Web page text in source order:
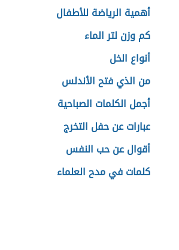
أهمية الرياضة للأطفال
كم وزن لتر الماء
أنواع الخل
من الذي فتح الأندلس
أجمل الكلمات الصباحية
عبارات عن حفل التخرج
أقوال عن حب النفس
كلمات في مدح العلماء